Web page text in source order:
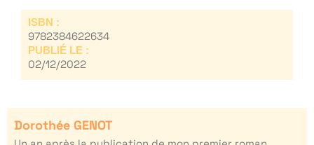
ISBN :
9782384622634
PUBLIÉ LE :
02/12/2022
Dorothée GENOT